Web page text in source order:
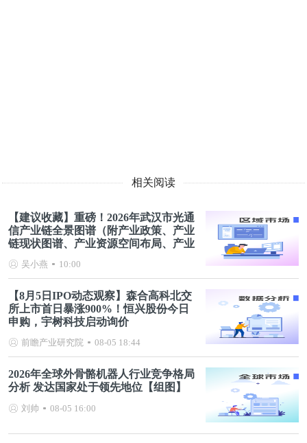
相关阅读
【建议收藏】重磅！2026年武汉市光通
信产业链全景图谱（附产业政策、产业
链现状图谱、产业资源空间布局、产业
吴小燕 10:00
【8月5日IPO动态观察】森合高科北交
所上市首日暴涨900%！恒兴股份今日
申购，宇树科技启动询价
前瞻产业研究院 08-05 18:44
2026年全球外骨骼机器人行业竞争格局
分析 发达国家处于领先地位【组图】
刘帅 08-05 16:00